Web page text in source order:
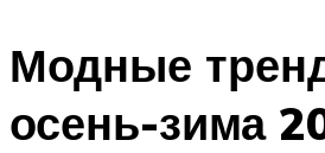
Модные
осень-зима